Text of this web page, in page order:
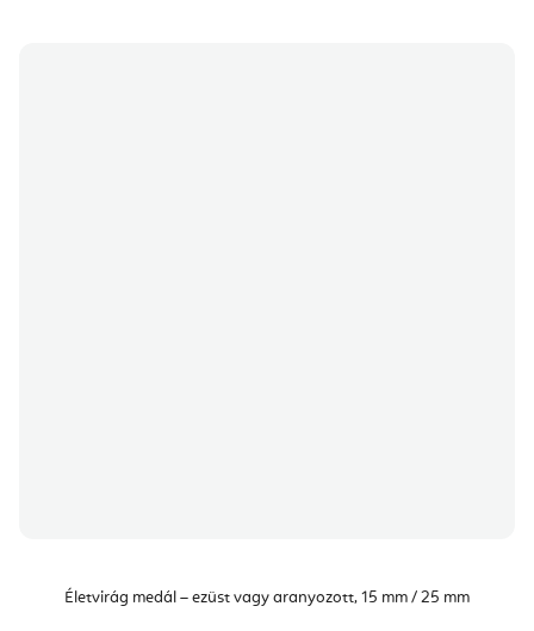
Életvirág medál – ezüst vagy aranyozott, 15 mm / 25 mm